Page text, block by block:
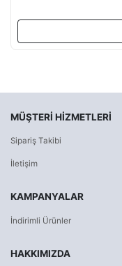
MÜŞTERI HIZMETLERI
Sipariş Takibi
İletişim
KAMPANYALAR
İndirimli Ürünler
HAKKIMIZDA